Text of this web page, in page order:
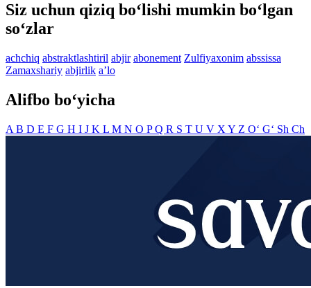
Siz uchun qiziq bo‘lishi mumkin bo‘lgan
so‘zlar
achchiq abstraktlashtiril abjir abonement Zulfiyaxonim abssissa
Zamaxshariy abjirlik aʼlo
Alifbo bo‘yicha
A B D E F G H I J K L M N O PQ R S T U V X Y Z O‘ G‘ Sh Ch